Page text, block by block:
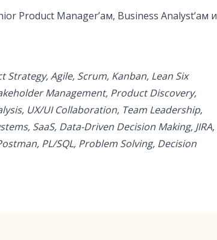
Product Manager’ам, Business Analyst’ам и
Agile, Scrum, Kanban, Lean Six
Management, Product Discovery,
UX/UI Collaboration, Team Leadership,
SaaS, Data-Driven Decision Making, JIRA,
PL/SQL, Problem Solving, Decision